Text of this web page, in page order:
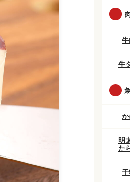
牛
牛
か
明
た
干